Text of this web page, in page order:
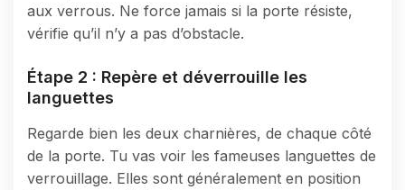
aux verrous. Ne force jamais si la porte résiste,
vérifie qu’il n’y a pas d’obstacle.
Étape 2 : Repère et déverrouille les
languettes
Regarde bien les deux charnières, de chaque côté
de la porte. Tu vas voir les fameuses languettes de
verrouillage. Elles sont généralement en position